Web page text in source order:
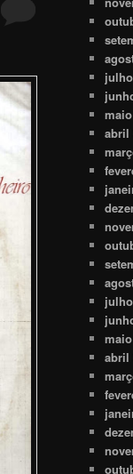
abril
abril